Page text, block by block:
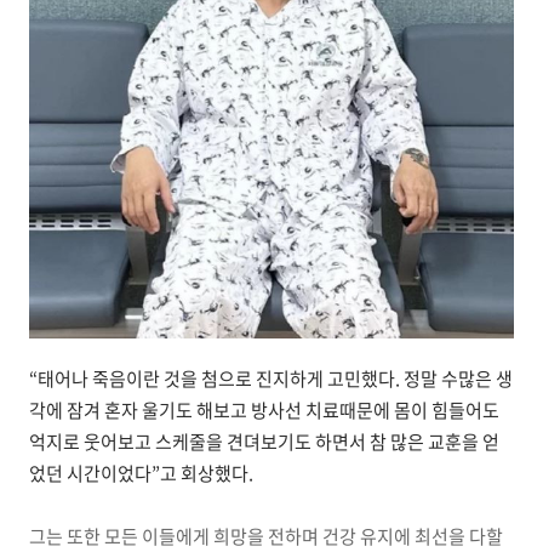
“태어나 죽음이란 것을 첨으로 진지하게 고민했다. 정말 수많은 생
각에 잠겨 혼자 울기도 해보고 방사선 치료때문에 몸이 힘들어도
억지로 웃어보고 스케줄을 견뎌보기도 하면서 참 많은 교훈을 얻
었던 시간이었다”고 회상했다.
그는 또한 모든 이들에게 희망을 전하며 건강 유지에 최선을 다할